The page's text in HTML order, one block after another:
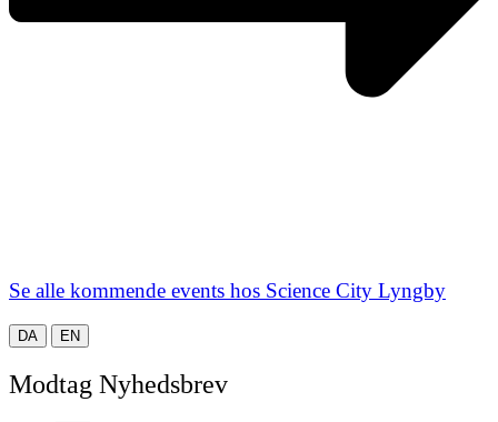
Se alle kommende events hos Science City Lyngby
DA EN
Modtag Nyhedsbrev